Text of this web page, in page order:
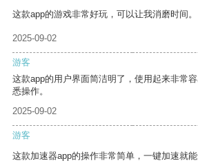
这款app的游戏非常好玩，可以让我消磨时间。
2025-09-02
游客
这款app的用户界面简洁明了，使用起来非常
悉操作。
2025-09-02
游客
这款加速器app的操作非常简单，一键加速就能